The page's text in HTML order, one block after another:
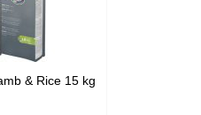
& Rice 15 kg